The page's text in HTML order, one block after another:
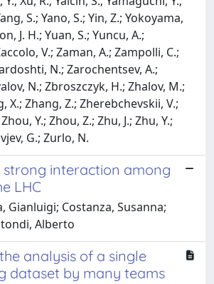
strong interaction among
LHC
Gianluigi; Costanza, Susanna;
Alberto
analysis of a single
dataset by many teams